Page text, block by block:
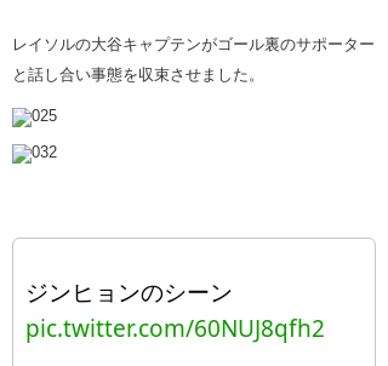
レイソルの大谷キャプテンがゴール裏のサポーター
と話し合い事態を収束させました。
ジンヒョンのシーン
pic.twitter.com/60NUJ8qfh2